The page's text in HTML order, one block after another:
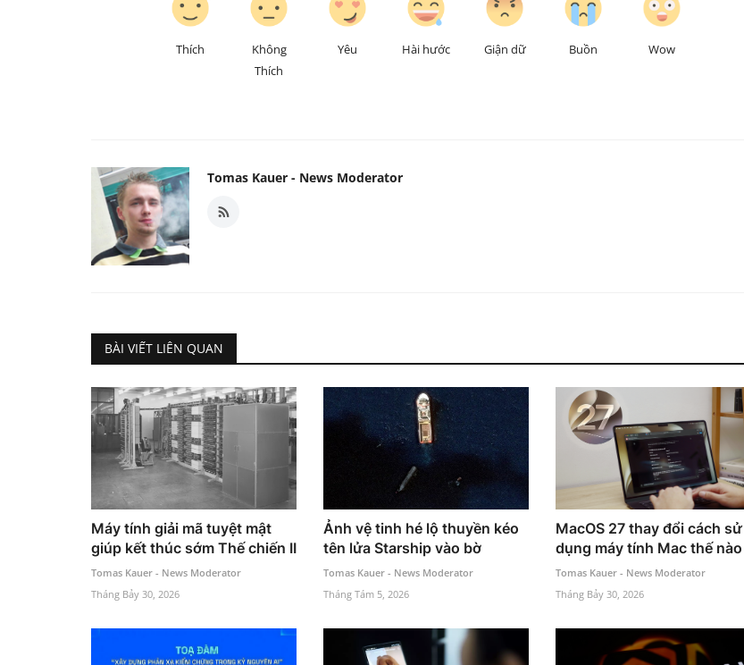
Thích
Không
Thích
Yêu Hài hước Giận dữ Buồn Wow
Tomas Kauer - News Moderator
BÀI VIẾT LIÊN QUAN
Máy tính giải mã tuyệt mật
giúp kết thúc sớm Thế chiến II
Tomas Kauer - News Moderator
Tháng Bảy 30, 2026
Ảnh vệ tinh hé lộ thuyền kéo
tên lửa Starship vào bờ
Tomas Kauer - News Moderator
Tháng Tám 5, 2026
MacOS 27 thay đổi cách sử
dụng máy tính Mac thế nào
Tomas Kauer - News Moderator
Tháng Bảy 30, 2026